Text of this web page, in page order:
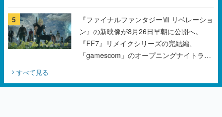
『FF7』リメイクシリーズの完結編、
「gamescom」のオープニングナイトライ
ブにてディレクターの浜口直樹氏が登壇す
る予定
すべて見る